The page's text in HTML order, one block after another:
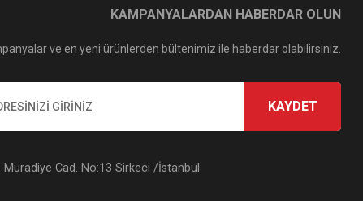
KAMPANYALARDAN HABERDAR OLUN
ve en yeni ürünlerden bültenimiz ile haberdar olabilirsiniz.
KAYDET
Cad. No:13 Sirkeci /İstanbul